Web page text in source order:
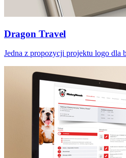
Dragon Travel
Jedna z propozycji projektu logo dla